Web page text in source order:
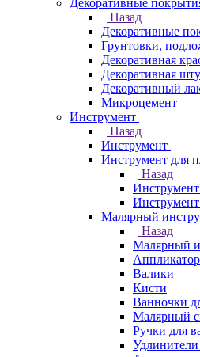
Декоративные
Назад
Декоративные
Грунтовки,
Декоративная
Декоративная
Декоративный
Микроцемент
Инструмент
Назад
Инструмент
Инструмент для
Назад
Малярный
Назад
Малярный
Валики
Кисти
Ванночки
Малярный
Ручки для
Удлинители